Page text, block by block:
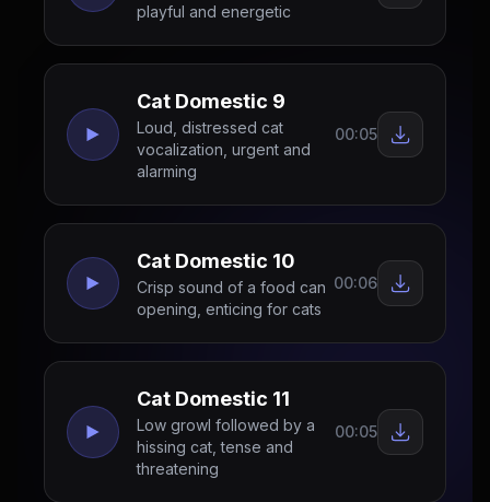
playful and energetic
Cat Domestic 9
Loud, distressed cat
vocalization, urgent and
alarming
00:05
Cat Domestic 10
Crisp sound of a food can
opening, enticing for cats
00:06
Cat Domestic 11
Low growl followed by a
hissing cat, tense and
threatening
00:05